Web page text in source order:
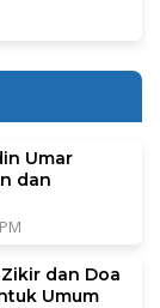
Umar
dan
dan Doa
Umum